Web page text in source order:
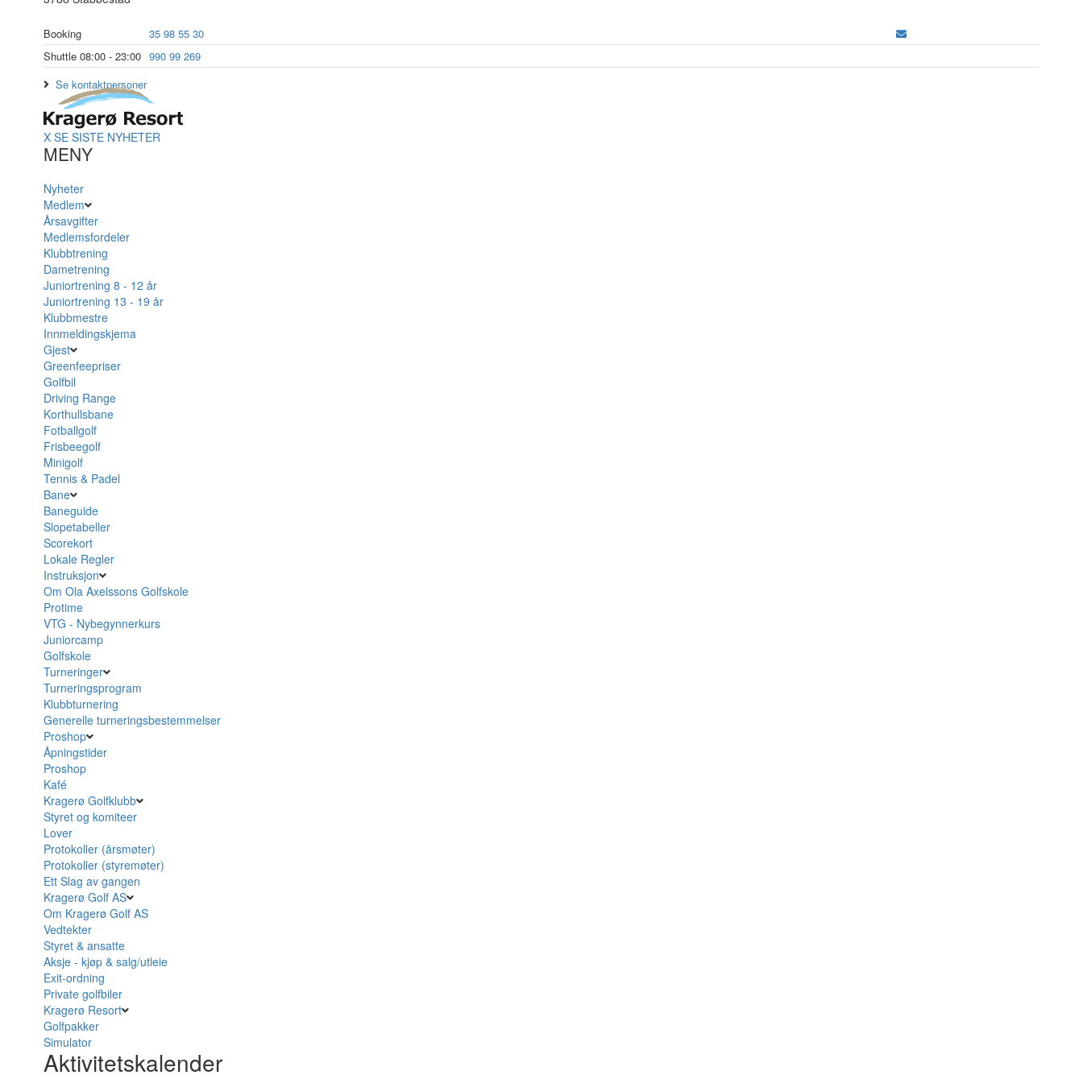
Booking
35 98 55 30
Shuttle 08:00 - 23:00 990 99 269
Se kontaktpersoner
X SE SISTE NYHETER
MENY
Nyheter
Medlem
Årsavgifter
Medlemsfordeler
Klubbtrening
Dametrening
Juniortrening 8 - 12 år
Juniortrening 13 - 19 år
Klubbmestre
Innmeldingskjema
Gjest
Greenfeepriser
Golfbil
Driving Range
Korthullsbane
Fotballgolf
Frisbeegolf
Minigolf
Tennis & Padel
Bane
Baneguide
Slopetabeller
Scorekort
Lokale Regler
Instruksjon
Om Ola Axelssons Golfskole
Protime
VTG - Nybegynnerkurs
Juniorcamp
Golfskole
Turneringer
Turneringsprogram
Klubbturnering
Generelle turneringsbestemmelser
Proshop
Åpningstider
Proshop
Kafé
Kragerø Golfklubb
Styret og komiteer
Lover
Protokoller (årsmøter)
Protokoller (styremøter)
Ett Slag av gangen
Kragerø Golf AS
Om Kragerø Golf AS
Vedtekter
Styret & ansatte
Aksje - kjøp & salg/utleie
Exit-ordning
Private golfbiler
Kragerø Resort
Golfpakker
Simulator
Aktivitetskalender